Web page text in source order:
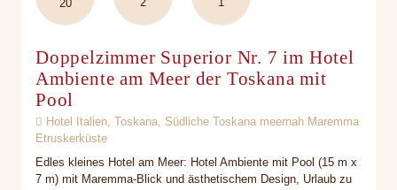
20
Doppelzimmer Superior Nr. 7 im Hotel
Ambiente am Meer der Toskana mit
Pool
Hotel Italien, Toskana, Südliche Toskana meernah Maremma
Etruskerküste
Edles kleines Hotel am Meer: Hotel Ambiente mit Pool (15 m x
7 m) mit Maremma-Blick und ästhetischem Design, Urlaub zu